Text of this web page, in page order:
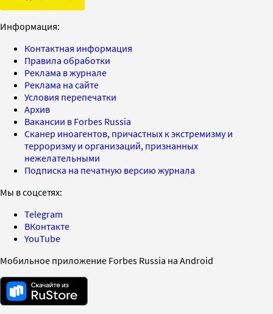
Информация:
Контактная информация
Правила обработки
Реклама в журнале
Реклама на сайте
Условия перепечатки
Архив
Вакансии в Forbes Russia
Сканер иноагентов, причастных к экстремизму и
терроризму и организаций, признанных
нежелательными
Подписка на печатную версию журнала
Мы в соцсетях:
Telegram
ВКонтакте
YouTube
Мобильное приложение Forbes Russia на Android